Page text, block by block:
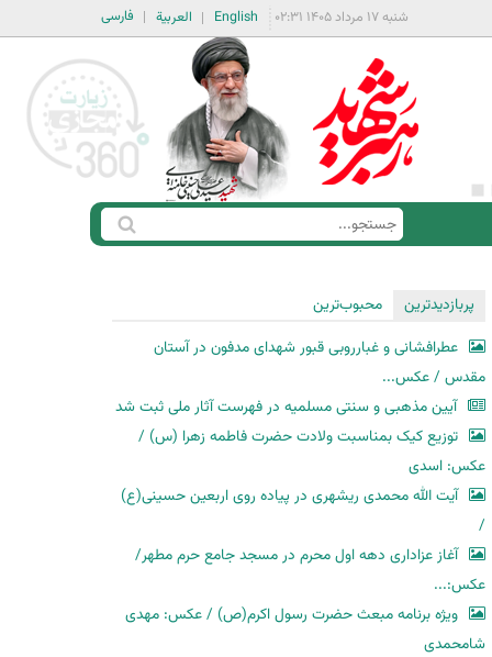
فارسی العربية English شنبه ۱۷ مرداد ۱۴۰۵ ۰۲:۳۱
ف
س
ت
ج
و
ج
س
پربازدیدترین
محبوب‌ترین
عطرافشانی و غبارروبی قبور شهدای مدفون در آستان
مقدس / عکس...
آیین مذهبی و سنتی مسلمیه در فهرست آثار ملی ثبت شد
توزیع کیک بمناسبت ولادت حضرت فاطمه زهرا (س) /
عکس: اسدی
آیت الله محمدی ریشهری در پیاده روی اربعین حسینی(ع)
/
آغاز عزاداری دهه اول محرم در مسجد جامع حرم مطهر/
عکس:...
ویژه برنامه مبعث حضرت رسول اکرم(ص) / عکس: مهدی
شامحمدی